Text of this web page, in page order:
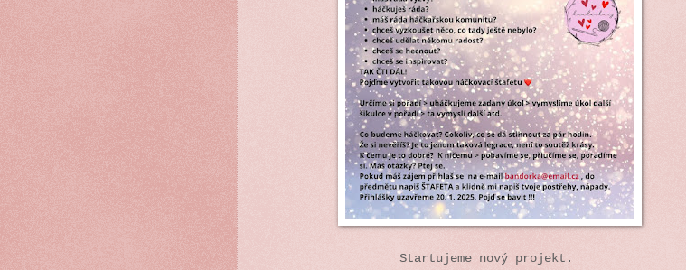
Startujeme nový projekt.